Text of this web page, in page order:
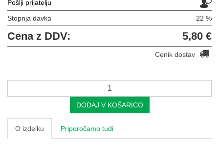
Pošlji prijatelju
Stopnja davka 22 %
Cena z DDV: 5,80 €
Cenik dostav
DODAJ V KOŠARICO
O izdelku Priporočamo tudi